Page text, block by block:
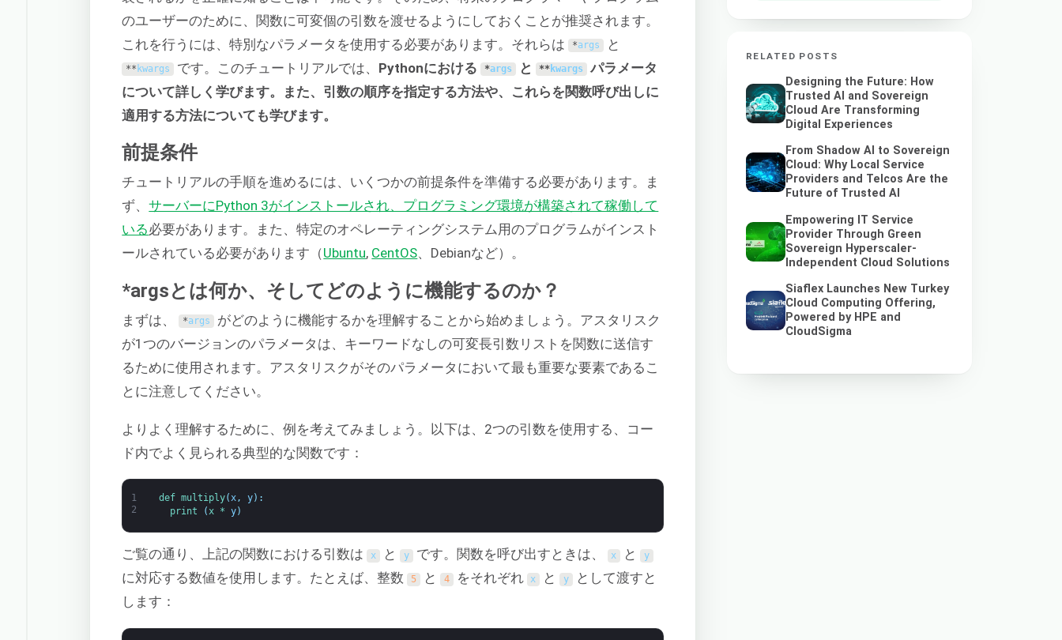
のユーザーのために、関数に可変個の引数を渡せるようにしておくことが推奨されます。
これを行うには、特別なパラメータを使用する必要があります。それらは *args と
**kwargs です。このチュートリアルでは、 Pythonにおける *args と **kwargs
パラメータ
について詳しく学びます。また、引数の順序を指定する方法や、これらを関数呼び出しに
適用する方法についても学びます。
前提条件
チュートリアルの手順を進めるには、いくつかの前提条件を準備する必要があります。ま
ず、サーバーにPython 3がインストールされ、プログラミング環境が構築されて稼働して
いる必要があります。また、特定のオペレーティングシステム用のプログラムがインスト
ールされている必要があります（Ubuntu, CentOS、Debianなど）。
*argsとは何か、そしてどのように機能するのか？
まずは、 *args がどのように機能するかを理解することから始めましょう。アスタリスク
が1つのバージョンのパラメータは、キーワードなしの可変長引数リストを関数に送信す
るために使用されます。アスタリスクがそのパラメータにおいて最も重要な要素であるこ
とに注意してください。
よりよく理解するために、例を考えてみましょう。以下は、2つの引数を使用する、コー
ド内でよく見られる典型的な関数です：
1
2
def multiply(x, y) :
print
(x * y)
ご覧の通り、上記の関数における引数は x と y です。関数を呼び出すときは、 x と y
に対応する数値を使用します。たとえば、整数 5 と 4 をそれぞれ x と y として渡すと
します：
RELATED POSTS
Designing the Future: How
Trusted AI and Sovereign
Cloud Are Transforming
Digital Experiences
From Shadow AI to Sovereign
Cloud: Why Local Service
Providers and Telcos Are the
Future of Trusted AI
Empowering IT Service
Provider Through Green
Sovereign Hyperscaler-
Independent Cloud Solutions
Siaflex Launches New Turkey
Cloud Computing Offering,
Powered by HPE and
CloudSigma